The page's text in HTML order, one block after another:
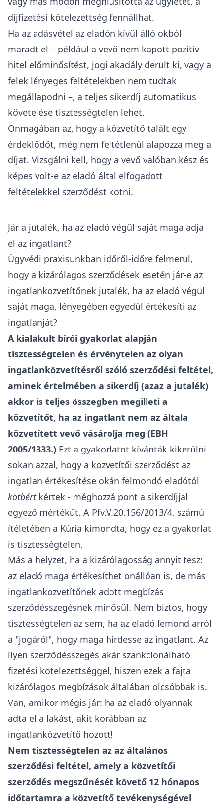
díjfizetési kötelezettség fennállhat.
Ha az adásvétel az eladón kívül álló okból
maradt el – például a vevő nem kapott pozitív
hitel előminősítést, jogi akadály derült ki, vagy a
felek lényeges feltételekben nem tudtak
megállapodni –, a teljes sikerdíj automatikus
követelése tisztességtelen lehet.
Önmagában az, hogy a közvetítő talált egy
érdeklődőt, még nem feltétlenül alapozza meg a
díjat. Vizsgálni kell, hogy a vevő valóban kész és
képes volt-e az eladó által elfogadott
feltételekkel szerződést kötni.
Jár a jutalék, ha az eladó végül saját maga adja
el az ingatlant?
Ügyvédi praxisunkban időről-időre felmerül,
hogy a kizárólagos szerződések esetén jár-e az
ingatlanközvetítőnek jutalék, ha az eladó végül
saját maga, lényegében egyedül értékesíti az
ingatlanját?
A kialakult bírói gyakorlat alapján
tisztességtelen és érvénytelen az olyan
ingatlanközvetítésről szóló szerződési feltétel,
aminek értelmében a sikerdíj (azaz a jutalék)
akkor is teljes összegben megilleti a
közvetítőt, ha az ingatlant nem az általa
közvetített vevő vásárolja meg (EBH
2005/1333.) Ezt a gyakorlatot kívánták kikerülni
sokan azzal, hogy a közvetítői szerződést az
ingatlan értékesítése okán felmondó eladótól
kötbért kértek - méghozzá pont a sikerdíjjal
egyező mértékűt. A Pfv.V.20.156/2013/4. számú
ítéletében a Kúria kimondta, hogy ez a gyakorlat
is tisztességtelen.
Más a helyzet, ha a kizárólagosság annyit tesz:
az eladó maga értékesíthet önállóan is, de más
ingatlanközvetítőnek adott megbízás
szerződésszegésnek minősül. Nem biztos, hogy
tisztességtelen az sem, ha az eladó lemond arról
a "jogáról", hogy maga hirdesse az ingatlant. Az
ilyen szerződésszegés akár szankcionálható
fizetési kötelezettséggel, hiszen ezek a fajta
kizárólagos megbízások általában olcsóbbak is.
Van, amikor mégis jár: ha az eladó olyannak
adta el a lakást, akit korábban az
ingatlanközvetítő hozott!
Nem tisztességtelen az az általános
szerződési feltétel, amely a közvetítői
szerződés megszűnését követő 12 hónapos
időtartamra a közvetítő tevékenységével